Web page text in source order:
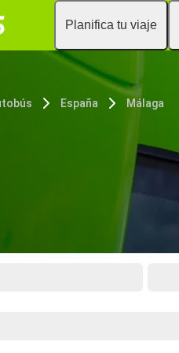
Planifica tu viaje
España Málaga